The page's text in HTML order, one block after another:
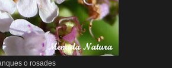
o rosades